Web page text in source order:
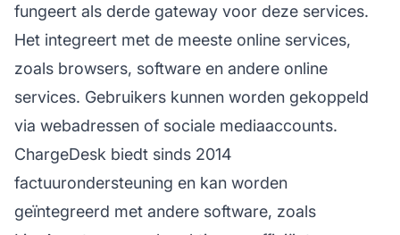
fungeert als derde gateway voor deze services.
Het integreert met de meeste online services,
zoals browsers, software en andere online
services. Gebruikers kunnen worden gekoppeld
via webadressen of sociale mediaaccounts.
ChargeDesk biedt sinds 2014
factuurondersteuning en kan worden
geïntegreerd met andere software, zoals